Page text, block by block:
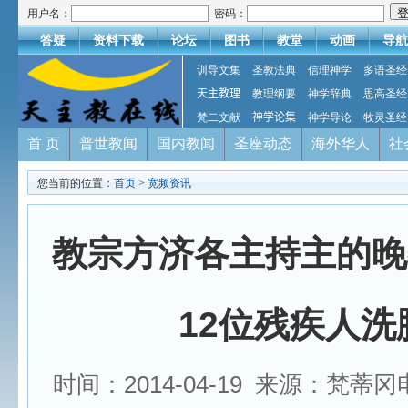
用户名： 密码：
答疑 资料下载 论坛 图书 教堂 动画 导航
训导文集 圣教法典 信理神学
多语圣经
天主教理
教理纲要 神学辞典
思高圣经
梵二文献
神学论集 神学导论 牧灵圣经
首 页 普世教闻 国内教闻 圣座动态 海外华人 社
您当前的位置： 首页 > 宽频资讯
教宗方济各主持主的
12位残疾人洗
时间：2014-04-19 来源：梵蒂